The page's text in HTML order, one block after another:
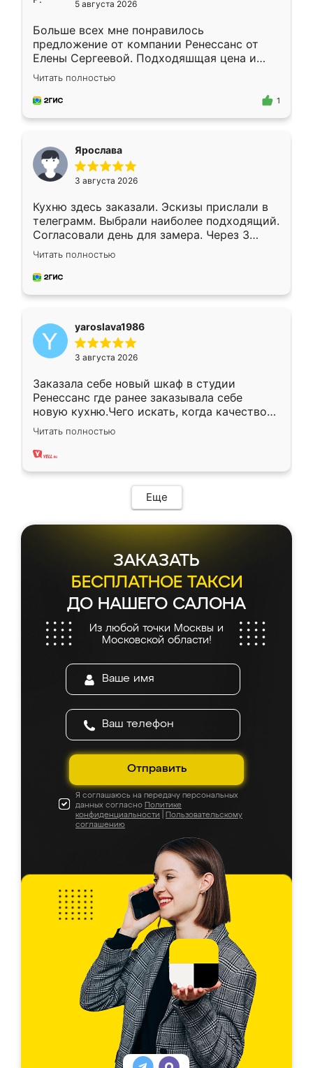
5 августа 2026
Больше всех мне понравилось
предложение от компании Ренессанс от
Елены Сергеевой. Подходяшщая цена и
короткие сроки изготовления. Приехавший
для замера сотрудник Владислав
предложил по моему эскизу самый
Читать полностью
1
Ярослава
3 августа 2026
Кухню здесь заказали. Эскизы прислали в
телеграмм. Выбрали наиболее подходящий.
Согласовали день для замера. Через 3
недели кухня была уже готова. Остались
довольны работой. Спасибо Ренессанс
мебель за качественную работу!
Читать полностью
yaroslava1986
3 августа 2026
Заказала себе новый шкаф в студии
Ренессанс где ранее заказывала себе
новую кухню.Чего искать, когда качеством
вполне довольна. Служит кухня уже почти
два года, нареканий нет.
Читать полностью
Еще
ЗАКАЗАТЬ
БЕСПЛАТНОЕ ТАКСИ
ДО НАШЕГО САЛОНА
Из любой точки Москвы и
Московской области!
Отправить
Я соглашаюсь на передачу персональных
данных согласно Политике
конфиденциальности
Пользовательскому
соглашению